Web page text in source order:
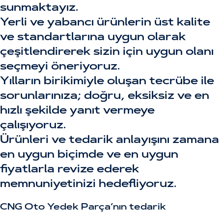
sunmaktayız.
Yerli ve yabancı ürünlerin üst kalite
ve standartlarına uygun olarak
çeşitlendirerek sizin için uygun olanı
seçmeyi öneriyoruz.
Yılların birikimiyle oluşan tecrübe ile
sorunlarınıza; doğru, eksiksiz ve en
hızlı şekilde yanıt vermeye
çalışıyoruz.
Ürünleri ve tedarik anlayışını zamana
en uygun biçimde ve en uygun
fiyatlarla revize ederek
memnuniyetinizi hedefliyoruz.
CNG Oto Yedek Parça’nın tedarik